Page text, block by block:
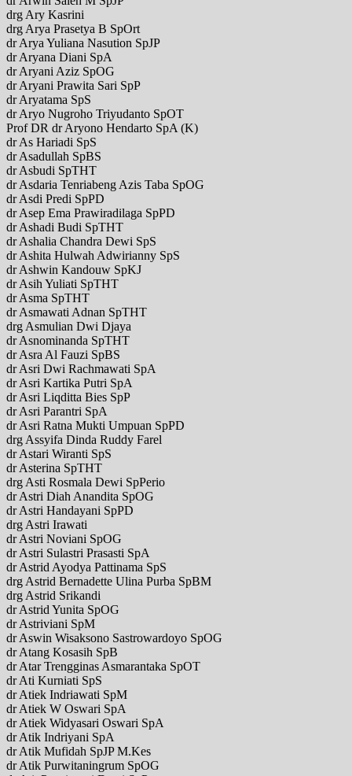
drg Ary Kasrini
drg Arya Prasetya B SpOrt
dr Arya Yuliana Nasution SpJP
dr Aryana Diani SpA
dr Aryani Aziz SpOG
dr Aryani Prawita Sari SpP
dr Aryatama SpS
dr Aryo Nugroho Triyudanto SpOT
Prof DR dr Aryono Hendarto SpA (K)
dr As Hariadi SpS
dr Asadullah SpBS
dr Asbudi SpTHT
dr Asdaria Tenriabeng Azis Taba SpOG
dr Asdi Predi SpPD
dr Asep Ema Prawiradilaga SpPD
dr Ashadi Budi SpTHT
dr Ashalia Chandra Dewi SpS
dr Ashita Hulwah Adwirianny SpS
dr Ashwin Kandouw SpKJ
dr Asih Yuliati SpTHT
dr Asma SpTHT
dr Asmawati Adnan SpTHT
drg Asmulian Dwi Djaya
dr Asnominanda SpTHT
dr Asra Al Fauzi SpBS
dr Asri Dwi Rachmawati SpA
dr Asri Kartika Putri SpA
dr Asri Liqditta Bies SpP
dr Asri Parantri SpA
dr Asri Ratna Mukti Umpuan SpPD
drg Assyifa Dinda Ruddy Farel
dr Astari Wiranti SpS
dr Asterina SpTHT
drg Asti Rosmala Dewi SpPerio
dr Astri Diah Anandita SpOG
dr Astri Handayani SpPD
drg Astri Irawati
dr Astri Noviani SpOG
dr Astri Sulastri Prasasti SpA
dr Astrid Ayodya Pattinama SpS
drg Astrid Bernadette Ulina Purba SpBM
drg Astrid Srikandi
dr Astrid Yunita SpOG
dr Astriviani SpM
dr Aswin Wisaksono Sastrowardoyo SpOG
dr Atang Kosasih SpB
dr Atar Trengginas Asmarantaka SpOT
dr Ati Kurniati SpS
dr Atiek Indriawati SpM
dr Atiek W Oswari SpA
dr Atiek Widyasari Oswari SpA
dr Atik Indriyani SpA
dr Atik Mufidah SpJP M.Kes
dr Atik Purwitaningrum SpOG